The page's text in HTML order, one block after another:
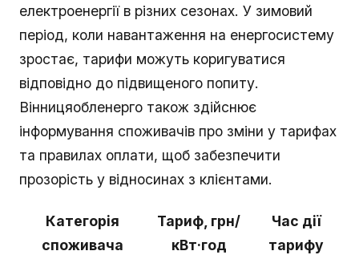
електроенергії в різних сезонах. У зимовий
період, коли навантаження на енергосистему
зростає, тарифи можуть коригуватися
відповідно до підвищеного попиту.
Вінницяобленерго також здійснює
інформування споживачів про зміни у тарифах
та правилах оплати, щоб забезпечити
прозорість у відносинах з клієнтами.
Категорія
споживача
Тариф, грн/
кВт·год
Час дії
тарифу